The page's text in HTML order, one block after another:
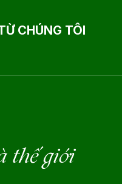
CHÚNG TÔI
thế giới